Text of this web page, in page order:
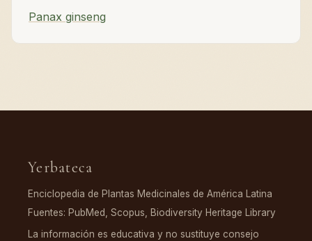
Panax ginseng
Yerbateca
Enciclopedia de Plantas Medicinales de América Latina
Fuentes: PubMed, Scopus, Biodiversity Heritage Library
La información es educativa y no sustituye consejo